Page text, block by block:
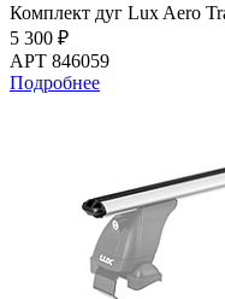
Комплект дуг Lux Aero
5 300 ₽
АРТ 846059
Подробнее